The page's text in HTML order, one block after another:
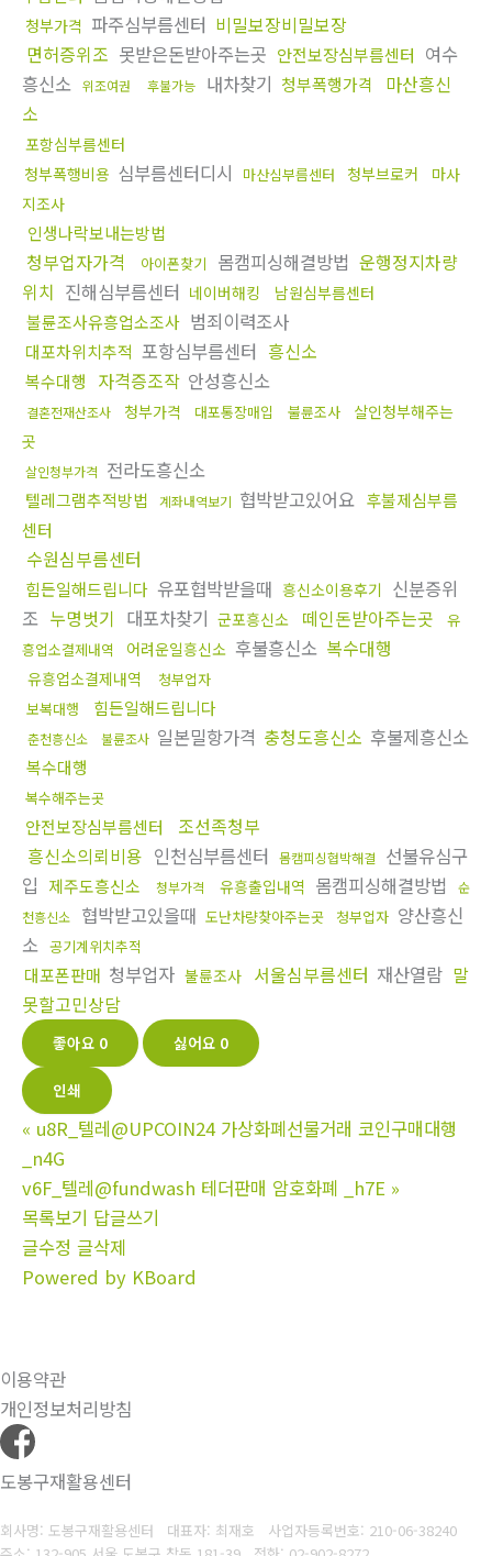
청부가격 파주심부름센터 비밀보장비밀보장
면허증위조 못받은돈받아주는곳 안전보장심부름센터 여수
흥신소 위조여권 후불가능 내차찾기 청부폭행가격
마산흥신
소
포항심부름센터
청부폭행비용 심부름센터디시 마산심부름센터 청부브로커
마사
지조사
인생나락보내는방법
청부업자가격 아이폰찾기 몸캠피싱해결방법 운행정지차량
위치 진해심부름센터 네이버해킹 남원심부름센터
불륜조사유흥업소조사 범죄이력조사
대포차위치추적 포항심부름센터 흥신소
복수대행 자격증조작 안성흥신소
결혼전재산조사 청부가격 대포통장매입 불륜조사
살인청부해주는
곳
살인청부가격 전라도흥신소
텔레그램추적방법 계좌내역보기 협박받고있어요 후불제심부름
센터
수원심부름센터
힘든일해드립니다 유포협박받을때 흥신소이용후기 신분증위
조 누명벗기 대포차찾기 군포흥신소 떼인돈받아주는곳
유
흥업소결제내역
어려운일흥신소 후불흥신소 복수대행
유흥업소결제내역
청부업자
보복대행
힘든일해드립니다
춘천흥신소 불륜조사 일본밀항가격 충청도흥신소 후불제흥신소
복수대행
복수해주는곳
안전보장심부름센터
조선족청부
흥신소의뢰비용 인천심부름센터 몸캠피싱협박해결
선불유심구
입 제주도흥신소 청부가격 유흥출입내역 몸캠피싱해결방법
순
천흥신소
협박받고있을때 도난차량찾아주는곳 청부업자 양산흥신
소 공기계위치추적
대포폰판매 청부업자 불륜조사 서울심부름센터 재산열람 말
못할고민상담
좋아요 0 싫어요 0
인쇄
« u8R_텔레@UPCOIN24 가상화폐선물거래 코인구매대행
_n4G
v6F_텔레@fundwash 테더판매 암호화폐 _h7E »
목록보기 답글쓰기
글수정 글삭제
Powered by KBoard
이용약관
개인정보처리방침
도봉구재활용센터
회사명: 도봉구재활용센터 대표자: 최재호 사업자등록번호: 210-06-38240